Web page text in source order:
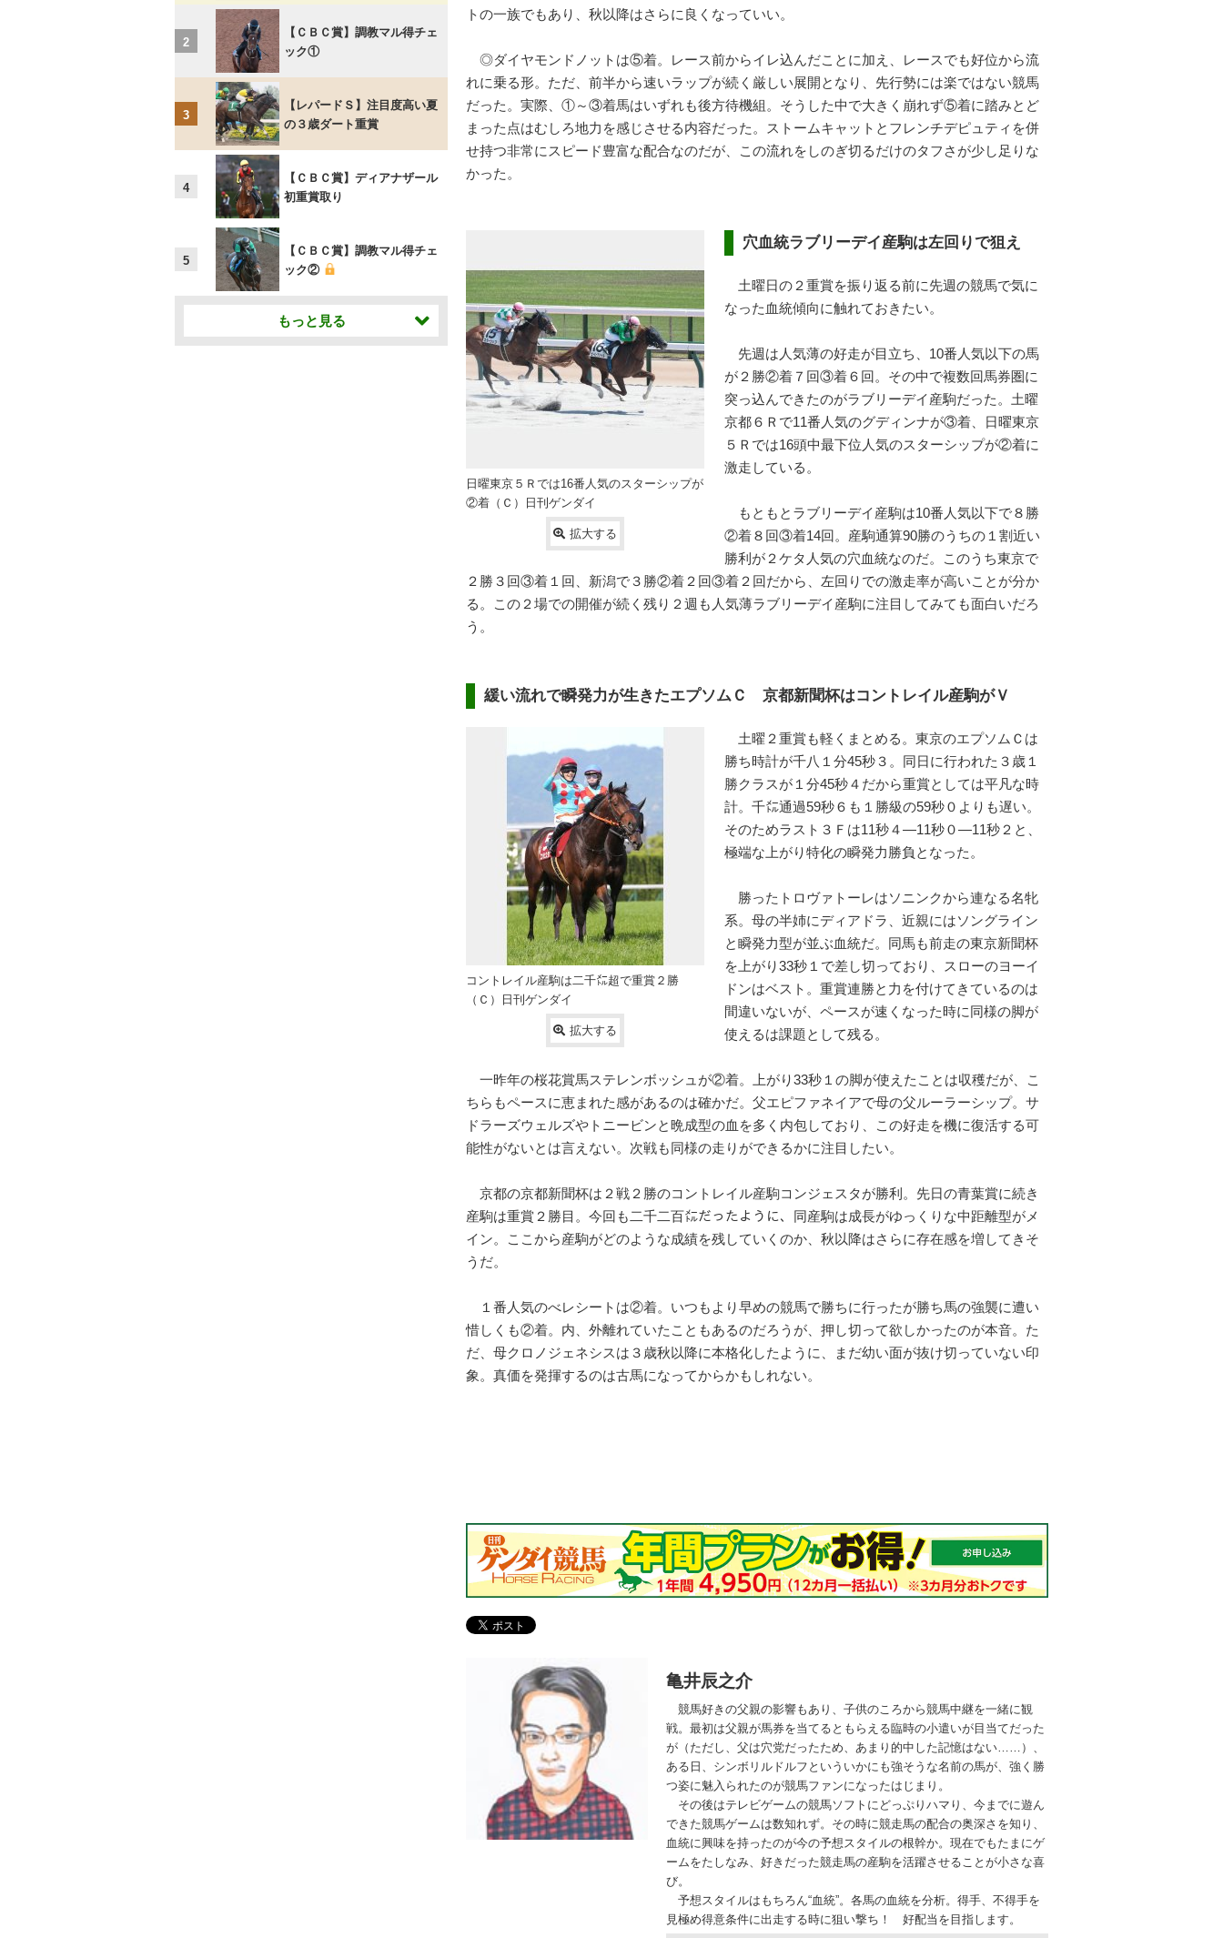
トの一族でもあり、秋以降はさらに良くなっていい。
◎ダイヤモンドノットは⑤着。レース前からイレ込んだことに加え、レースでも好位から流
れに乗る形。ただ、前半から速いラップが続く厳しい展開となり、先行勢には楽ではない競馬
だった。実際、①～③着馬はいずれも後方待機組。そうした中で大きく崩れず⑤着に踏みとど
まった点はむしろ地力を感じさせる内容だった。ストームキャットとフレンチデピュティを併
せ持つ非常にスピード豊富な配合なのだが、この流れをしのぎ切るだけのタフさが少し足りな
かった。
穴血統ラブリーデイ産駒は左回りで狙え
日曜東京５Ｒでは16番人気のスターシップが
②着（Ｃ）日刊ゲンダイ
拡大する
土曜日の２重賞を振り返る前に先週の競馬で気に
なった血統傾向に触れておきたい。
先週は人気薄の好走が目立ち、10番人気以下の馬
が２勝②着７回③着６回。その中で複数回馬券圏に
突っ込んできたのがラブリーデイ産駒だった。土曜
京都６Ｒで11番人気のグディンナが③着、日曜東京
５Ｒでは16頭中最下位人気のスターシップが②着に
激走している。
もともとラブリーデイ産駒は10番人気以下で８勝
②着８回③着14回。産駒通算90勝のうちの１割近い
勝利が２ケタ人気の穴血統なのだ。このうち東京で
２勝３回③着１回、新潟で３勝②着２回③着２回だから、左回りでの激走率が高いことが分か
る。この２場での開催が続く残り２週も人気薄ラブリーデイ産駒に注目してみても面白いだろ
う。
緩い流れで瞬発力が生きたエプソムＣ 京都新聞杯はコントレイル産駒がＶ
コントレイル産駒は二千㍍超で重賞２勝
（Ｃ）日刊ゲンダイ
拡大する
土曜２重賞も軽くまとめる。東京のエプソムＣは
勝ち時計が千八１分45秒３。同日に行われた３歳１
勝クラスが１分45秒４だから重賞としては平凡な時
計。千㍍通過59秒６も１勝級の59秒０よりも遅い。
そのためラスト３Ｆは11秒４―11秒０―11秒２と、
極端な上がり特化の瞬発力勝負となった。
勝ったトロヴァトーレはソニンクから連なる名牝
系。母の半姉にディアドラ、近親にはソングライン
と瞬発力型が並ぶ血統だ。同馬も前走の東京新聞杯
を上がり33秒１で差し切っており、スローのヨーイ
ドンはベスト。重賞連勝と力を付けてきているのは
間違いないが、ペースが速くなった時に同様の脚が
使えるは課題として残る。
一昨年の桜花賞馬ステレンボッシュが②着。上がり33秒１の脚が使えたことは収穫だが、こ
ちらもペースに恵まれた感があるのは確かだ。父エピファネイアで母の父ルーラーシップ。サ
ドラーズウェルズやトニービンと晩成型の血を多く内包しており、この好走を機に復活する可
能性がないとは言えない。次戦も同様の走りができるかに注目したい。
京都の京都新聞杯は２戦２勝のコントレイル産駒コンジェスタが勝利。先日の青葉賞に続き
産駒は重賞２勝目。今回も二千二百㍍だったように、同産駒は成長がゆっくりな中距離型がメ
イン。ここから産駒がどのような成績を残していくのか、秋以降はさらに存在感を増してきそ
うだ。
１番人気のべレシートは②着。いつもより早めの競馬で勝ちに行ったが勝ち馬の強襲に遭い
惜しくも②着。内、外離れていたこともあるのだろうが、押し切って欲しかったのが本音。た
だ、母クロノジェネシスは３歳秋以降に本格化したように、まだ幼い面が抜け切っていない印
象。真価を発揮するのは古馬になってからかもしれない。
亀井辰之介
競馬好きの父親の影響もあり、子供のころから競馬中継を一緒に観
戦。最初は父親が馬券を当てるともらえる臨時の小遣いが目当てだった
が（ただし、父は穴党だったため、あまり的中した記憶はない……）、
ある日、シンボリルドルフといういかにも強そうな名前の馬が、強く勝
つ姿に魅入られたのが競馬ファンになったはじまり。
その後はテレビゲームの競馬ソフトにどっぷりハマり、今までに遊ん
できた競馬ゲームは数知れず。その時に競走馬の配合の奥深さを知り、
血統に興味を持ったのが今の予想スタイルの根幹か。現在でもたまにゲ
ームをたしなみ、好きだった競走馬の産駒を活躍させることが小さな喜
び。
予想スタイルはもちろん“血統”。各馬の血統を分析。得手、不得手を
見極め得意条件に出走する時に狙い撃ち！ 好配当を目指します。
2
【ＣＢＣ賞】調教マル得チェ
ック①
3
【レパードＳ】注目度高い夏
の３歳ダート重賞
4
【ＣＢＣ賞】ディアナザール
初重賞取り
5
【ＣＢＣ賞】調教マル得チェ
ック②
もっと見る